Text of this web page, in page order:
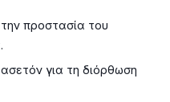
προστασία του
για τη διόρθωση